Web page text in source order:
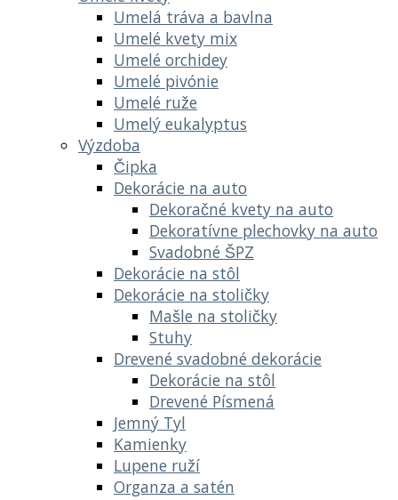
Umelá tráva a bavlna
Umelé kvety mix
Umelé orchidey
Umelé pivónie
Umelé ruže
Umelý eukalyptus
Výzdoba
Čipka
Dekorácie na auto
Dekoračné kvety na auto
Dekoratívne plechovky na auto
Svadobné ŠPZ
Dekorácie na stôl
Dekorácie na stoličky
Mašle na stoličky
Stuhy
Drevené svadobné dekorácie
Dekorácie na stôl
Drevené Písmená
Jemný Tyl
Kamienky
Lupene ruží
Organza a satén